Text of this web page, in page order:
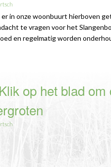
in onze woonbuurt hierboven
te vragen voor het
en regelmatig worden
op het blad om